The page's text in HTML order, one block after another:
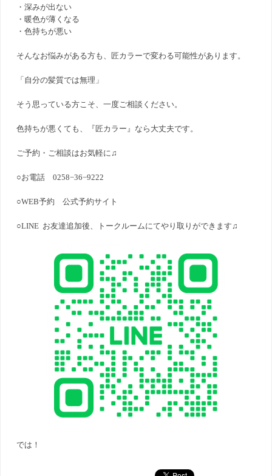
・深みが出ない
・暖色が薄くなる
・色持ちが悪い
そんなお悩みがある方も、匠カラーで変わる可能性があります。
「自分の髪質では無理」
そう思っている方こそ、一度ご相談ください。
色持ちが悪くても、『匠カラー』なら大丈夫です。
ご予約・ご相談はお気軽に♫
○お電話 0258−36−9222
○WEB予約公式予約サイト
○LINE お友達追加後、トークルームにてやり取りができます♫
では！